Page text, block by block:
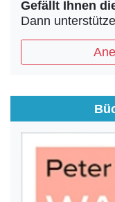
Gefällt Ihnen
Dann